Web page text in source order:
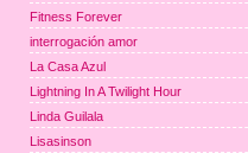
Fitness Forever
interrogación amor
La Casa Azul
Lightning In A Twilight Hour
Linda Guilala
Lisasinson